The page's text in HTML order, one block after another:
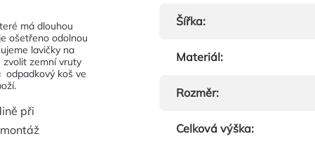
má dlouhou
ošetřeno odolnou
lavičky na
zvolit zemní vruty
odpadkový koš ve
při
Šířka:
Materiál:
Rozměr:
Celková výška: